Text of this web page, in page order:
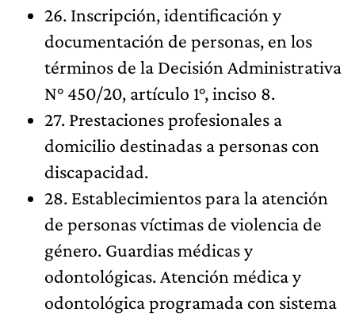
26. Inscripción, identificación y
documentación de personas, en los
términos de la Decisión Administrativa
N° 450/20, artículo 1°, inciso 8.
27. Prestaciones profesionales a
domicilio destinadas a personas con
discapacidad.
28. Establecimientos para la atención
de personas víctimas de violencia de
género. Guardias médicas y
odontológicas. Atención médica y
odontológica programada con sistema